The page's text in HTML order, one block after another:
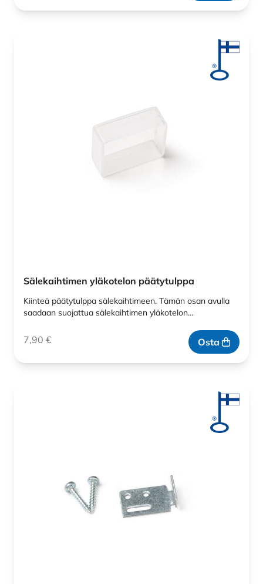
Sälekaihtimen yläkotelon päätytulppa
Kiinteä päätytulppa sälekaihtimeen. Tämän osan avulla
saadaan suojattua sälekaihtimen yläkotelon…
7,90 € Osta